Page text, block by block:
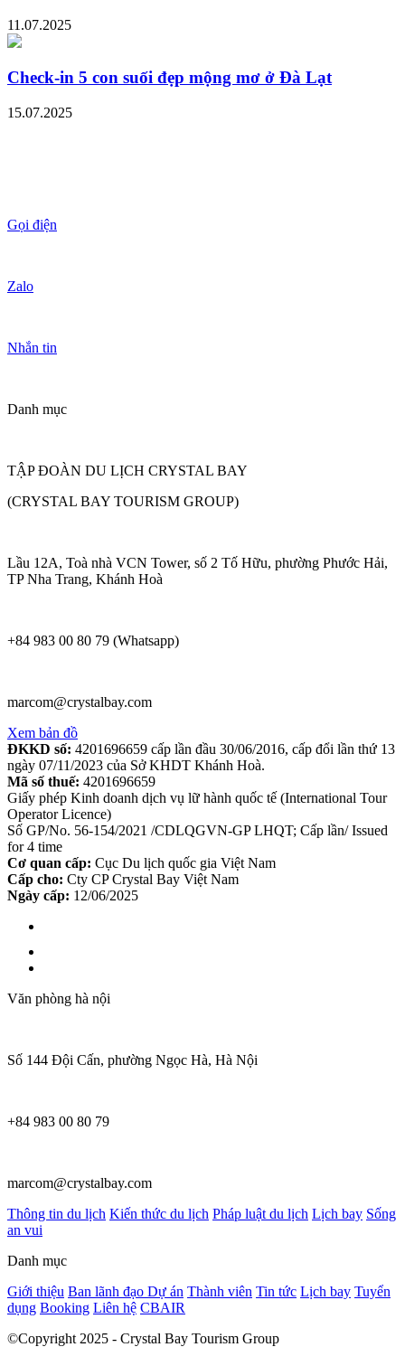
11.07.2025
Check-in 5 con suối đẹp mộng mơ ở Đà Lạt
15.07.2025
Gọi điện
Zalo
Nhắn tin
Danh mục
TẬP ĐOÀN DU LỊCH CRYSTAL BAY
(CRYSTAL BAY TOURISM GROUP)
Lầu 12A, Toà nhà VCN Tower, số 2 Tố Hữu, phường Phước Hải,
TP Nha Trang, Khánh Hoà
+84 983 00 80 79 (Whatsapp)
marcom@crystalbay.com
Xem bản đồ
ĐKKD số: 4201696659 cấp lần đầu 30/06/2016, cấp đổi lần thứ 13
ngày 07/11/2023 của Sở KHDT Khánh Hoà.
Mã số thuế: 4201696659
Giấy phép Kinh doanh dịch vụ lữ hành quốc tế (International Tour
Operator Licence)
Số GP/No. 56-154/2021 /CDLQGVN-GP LHQT; Cấp lần/ Issued
for 4 time
Cơ quan cấp: Cục Du lịch quốc gia Việt Nam
Cấp cho: Cty CP Crystal Bay Việt Nam
Ngày cấp: 12/06/2025
Văn phòng hà nội
Số 144 Đội Cấn, phường Ngọc Hà, Hà Nội
+84 983 00 80 79
marcom@crystalbay.com
Thông tin du lịch Kiến thức du lịch Pháp luật du lịch Lịch bay Sống
an vui
Danh mục
Giới thiệu Ban lãnh đạo Dự án Thành viên Tin tức Lịch bay Tuyển
dụng Booking Liên hệ CBAIR
©Copyright 2025 - Crystal Bay Tourism Group